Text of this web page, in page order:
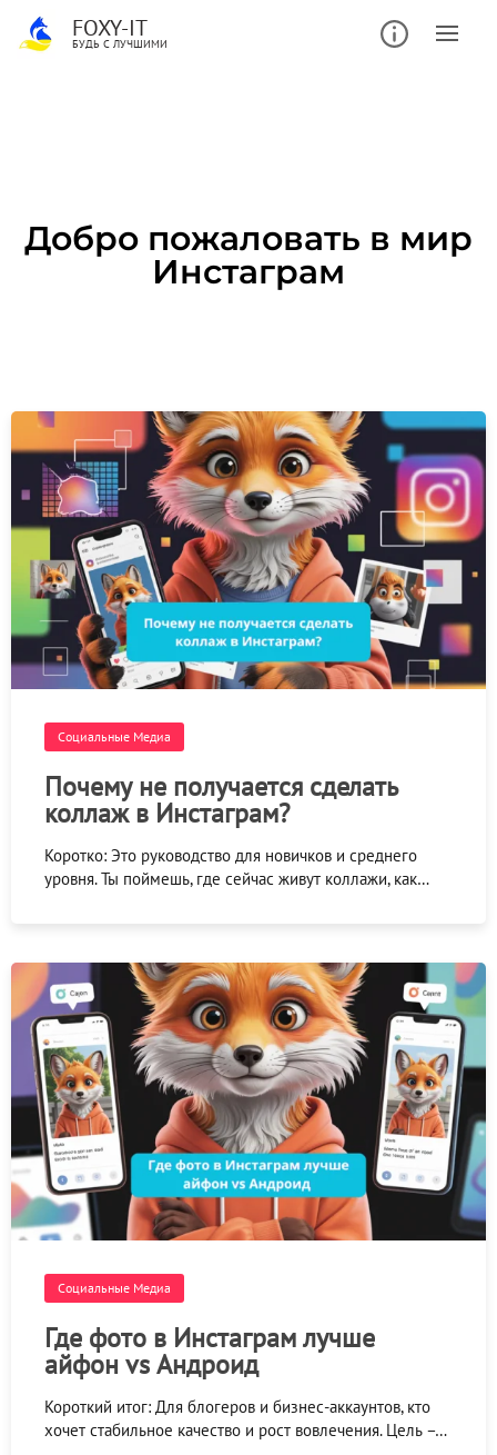
FOXY-IT
БУДЬ С ЛУЧШИМИ
Добро пожаловать в мир
Инстаграм
Социальные Медиа
Почему не получается сделать
коллаж в Инстаграм?
Коротко: Это руководство для новичков и среднего
уровня. Ты поймешь, где сейчас живут коллажи, как…
Социальные Медиа
Где фото в Инстаграм лучше
айфон vs Андроид
Короткий итог: Для блогеров и бизнес-аккаунтов, кто
хочет стабильное качество и рост вовлечения. Цель –…